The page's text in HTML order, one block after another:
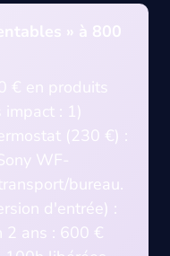
» à 800
€ en produits
impact : 1)
(230 €) :
WF-
bureau.
d'entrée) :
2 ans : 600 €